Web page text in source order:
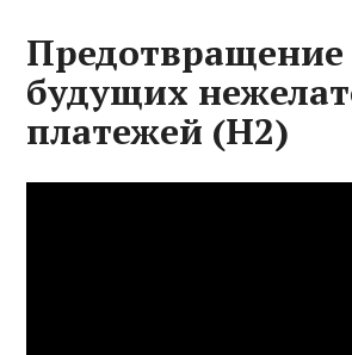
Предотвращение
будущих
платежей (H2)